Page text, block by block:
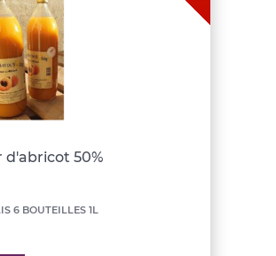
d'abricot 50%
6 BOUTEILLES 1L